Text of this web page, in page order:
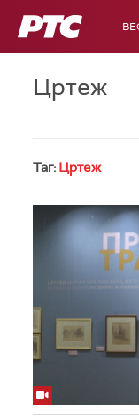
РТС
Цртеж
Таг: Цртеж